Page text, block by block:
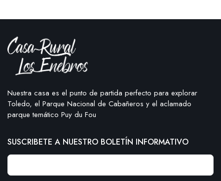
Nuestra casa es el punto de partida perfecto para explorar
Toledo, el Parque Nacional de Cabañeros y el aclamado
parque temático Puy du Fou
SUSCRIBETE A NUESTRO BOLETÍN INFORMATIVO